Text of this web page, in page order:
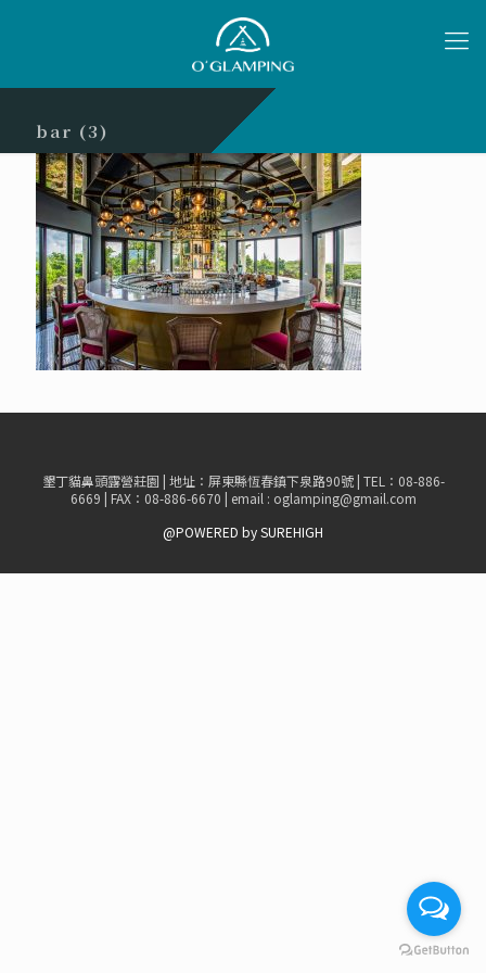
bar (3)
墾丁貓鼻頭露營莊園 | 地址：屏東縣恆春鎮下泉路90號 | TEL：08-886-
6669 | FAX：08-886-6670 | email : oglamping@gmail.com
@POWERED by SUREHIGH